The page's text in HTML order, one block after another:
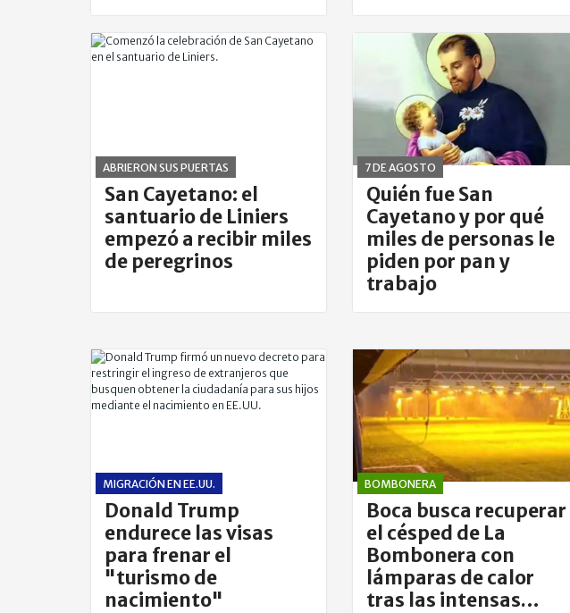
ABRIERON SUS PUERTAS
San Cayetano: el
santuario de Liniers
empezó a recibir miles
de peregrinos
7 DE AGOSTO
Quién fue San
Cayetano y por qué
miles de personas le
piden por pan y
trabajo
MIGRACIÓN EN EE.UU.
Donald Trump
endurece las visas
para frenar el
"turismo de
nacimiento"
BOMBONERA
Boca busca recuperar
el césped de La
Bombonera con
lámparas de calor
tras las intensas